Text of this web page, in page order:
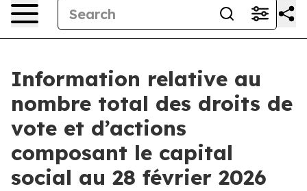
Information relative au
nombre total des droits de
vote et d’actions
composant le capital
social au 28 février 2026